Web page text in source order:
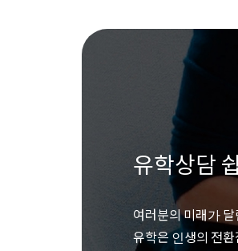
유학상담
여러분의 미래가
유학은 인생의 전